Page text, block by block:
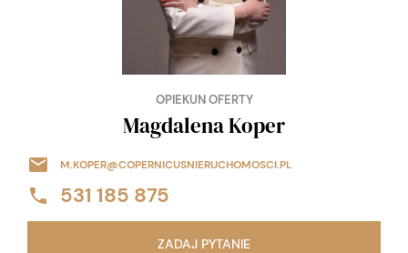
OPIEKUN OFERTY
Magdalena Koper
M.KOPER@COPERNICUSNIERUCHOMOSCI.PL
531 185 875
ZADAJ PYTANIE